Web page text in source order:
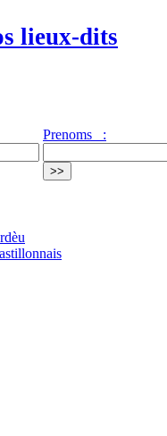
lieux-dits
Prenoms :